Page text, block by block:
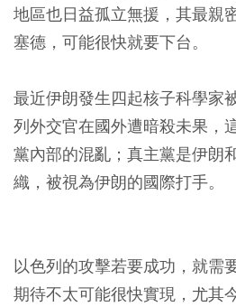
地區也日益孤立無援，其最親
塞德，可能很快就要下台。
最近伊朗發生四起核子科學家
列外交官在國外遭暗殺未果，
黨內部的混亂；真主黨是伊朗
織，被視為伊朗的國際打手。
以色列的攻擊若要成功，就需
期待不太可能很快實現，尤其